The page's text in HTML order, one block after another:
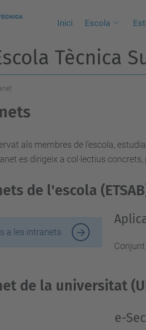
Inici Escola
Tècnica
als membres de l'escola,
es dirigeix a col·lectius
de l'escola
a les intranets
de la universitat
e-